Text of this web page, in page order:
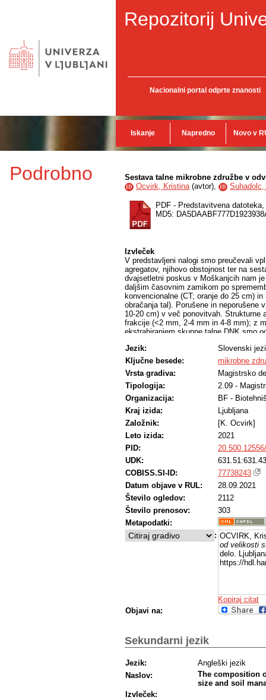
Repozitorij
Nacionalni portal odprte znanosti
Iskanje Napredno Novo v
Podrobno Sestava talne mikrobne združbe v
ID Ocvirk, Kristina(avtor), ID
PDF - Predstavitvena datoteka,
MD5:
Izvleček
V predstavljeni nalogi smo preučevali
agregatov, njihovo obstojnost ter na
dvajsetletni poskus v Moškanjcih nam
daljšim časovnim zamikom po
konvencionalne (CT; oranje do 25 cm)
obračanja tal). Porušene in neporušene
10-20 cm) v več ponovitvah. Strukturne
frakcije (<2 mm, 2-4 mm in 4-8 mm); z
ekstrahiranjem skupne talne DNK smo
genov določili velikost in sestavo
denitrifikacijskega gena nosZII.
agregatov med obravnavanji niso
10 cm odražala v značilno večji
številčnosti skupne združbe bakterij,
skupinami agregatov posameznega
med načinoma obdelave tal. Največja
celosten vpogled bi bilo smiselno
enkrat v času vegetacije.
Jezik:
Slovenski
Ključne besede:
mikrobne
Vrsta gradiva:
Magistrsko
Tipologija:
2.09 -
Organizacija:
BF -
Kraj izida:
Ljubljana
Založnik:
[K. Ocvirk]
Leto izida:
2021
PID:
UDK:
COBISS.SI-ID:
77738243
Datum objave v RUL:
28.09.2021
Število ogledov:
2112
Število prenosov:
303
Metapodatki:
: OCVIRK,
od velikosti
delo.
https://
Kopiraj citat
Objavi na:
Sekundarni jezik
Jezik:
Angleški jezik
Naslov:
The composition
size and soil
Izvleček: